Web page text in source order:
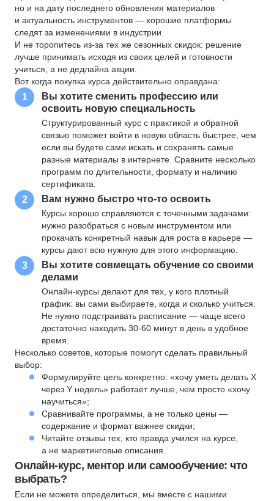
но и на дату последнего обновления материалов
и актуальность инструментов — хорошие платформы
следят за изменениями в индустрии.
И не торопитесь из-за тех же сезонных скидок: решение
лучше принимать исходя из своих целей и готовности
учиться, а не дедлайна акции.
Вот когда покупка курса действительно оправдана:
1
Вы хотите сменить профессию или
освоить новую специальность
Структурированный курс с практикой и обратной
связью поможет войти в новую область быстрее, чем
если вы будете сами искать и сохранять самые
разные материалы в интернете. Сравните несколько
программ по длительности, формату и наличию
сертификата.
2 Вам нужно быстро что-то освоить
Курсы хорошо справляются с точечными задачами:
нужно разобраться с новым инструментом или
прокачать конкретный навык для роста в карьере —
курсы дают всю нужную для этого информацию.
3
Вы хотите совмещать обучение со своими
делами
Онлайн-курсы делают для тех, у кого плотный
график: вы сами выбираете, когда и сколько учиться.
Не нужно подстраивать расписание — чаще всего
достаточно находить 30-60 минут в день в удобное
время.
Несколько советов, которые помогут сделать правильный
выбор:
Формулируйте цель конкретно: «хочу уметь делать X
через Y недель» работает лучше, чем просто «хочу
научиться»;
Сравнивайте программы, а не только цены —
содержание и формат важнее скидки;
Читайте отзывы тех, кто правда учился на курсе,
а не маркетинговые описания.
Онлайн-курс, ментор или самообучение: что
выбрать?
Если не можете определиться, мы вместе с нашими